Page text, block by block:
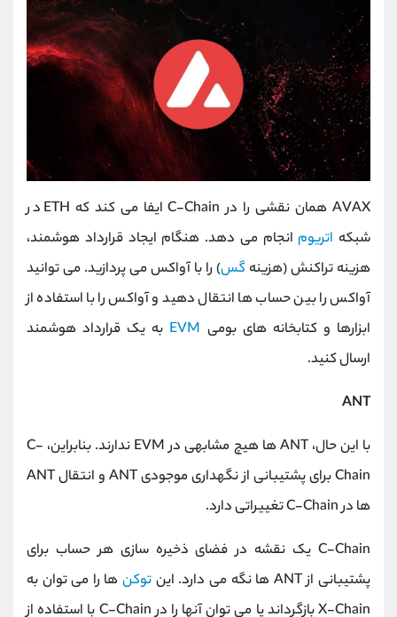
AVAX همان نقشی را در C-Chain ایفا می کند که ETH در
شبکه اتریوم انجام می دهد. هنگام ایجاد قرارداد هوشمند،
هزینه تراکنش (هزینه گس) را با آواکس می پردازید. می توانید
آواکس را بین حساب ها انتقال دهید و آواکس را با استفاده از
ابزارها و کتابخانه های بومی EVM به یک قرارداد هوشمند
ارسال کنید.
ANT
با این حال، ANT ها هیچ مشابهی در EVM ندارند. بنابراین، C-
Chain برای پشتیبانی از نگهداری موجودی ANT و انتقال ANT
ها در C-Chain تغییراتی دارد.
C-Chain یک نقشه در فضای ذخیره سازی هر حساب برای
پشتیبانی از ANT ها نگه می دارد. این
توکنها را می توان به
X-Chain بازگرداند یا می توان آنها را در C-Chain با استفاده از